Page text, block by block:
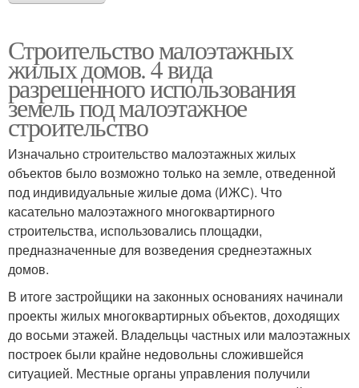
Строительство малоэтажных
жилых домов. 4 вида
разрешенного использования
земель под малоэтажное
строительство
Изначально строительство малоэтажных жилых
объектов было возможно только на земле, отведенной
под индивидуальные жилые дома (ИЖС). Что
касательно малоэтажного многоквартирного
строительства, использовались площадки,
предназначенные для возведения среднеэтажных
домов.
В итоге застройщики на законных основаниях начинали
проекты жилых многоквартирных объектов, доходящих
до восьми этажей. Владельцы частных или малоэтажных
построек были крайне недовольны сложившейся
ситуацией. Местные органы управления получили